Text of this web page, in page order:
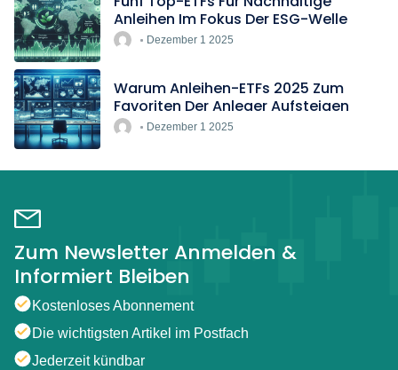
Anleihen Im Fokus Der ESG-Welle
Dezember 1 2025
Warum Anleihen-ETFs 2025 Zum
Favoriten Der Anleger Aufsteigen
Dezember 1 2025
Zum Newsletter Anmelden &
Informiert Bleiben
Kostenloses Abonnement
Die wichtigsten Artikel im Postfach
Jederzeit kündbar